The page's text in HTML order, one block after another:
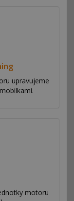
upravujeme
motoru